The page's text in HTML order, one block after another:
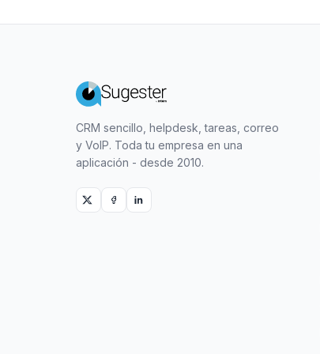
CRM sencillo, helpdesk, tareas, correo
y VoIP. Toda tu empresa en una
aplicación - desde 2010.